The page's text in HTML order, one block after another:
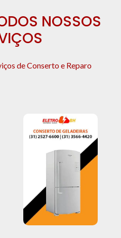
NOSSOS
de Conserto e Reparo